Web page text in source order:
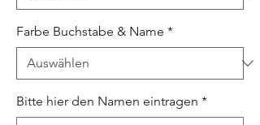
Farbe Buchstabe & Name *
Bitte hier den Namen eintragen *